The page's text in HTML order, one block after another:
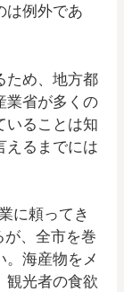
は例外であ
ため、地方都
業省が多くの
いることは知
えるまでには
に頼ってき
、全市を巻
。海産物をメ
観光者の食欲